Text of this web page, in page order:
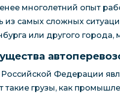
многолетний опыт
из самых сложных
или другого
Федерации
такие грузы, как